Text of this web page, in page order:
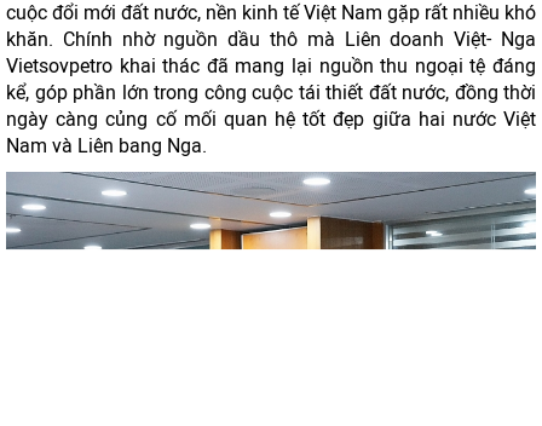
cuộc đổi mới đất nước, nền kinh tế Việt Nam gặp rất nhiều khó
khăn. Chính nhờ nguồn dầu thô mà Liên doanh Việt- Nga
Vietsovpetro khai thác đã mang lại nguồn thu ngoại tệ đáng
kể, góp phần lớn trong công cuộc tái thiết đất nước, đồng thời
ngày càng củng cố mối quan hệ tốt đẹp giữa hai nước Việt
Nam và Liên bang Nga.